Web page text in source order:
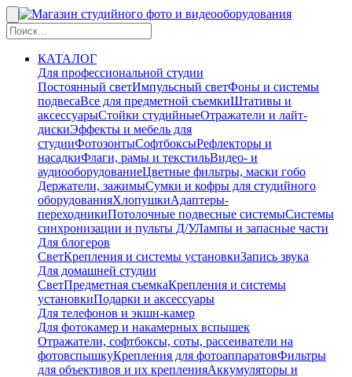
КАТАЛОГ
Для профессиональной студии
Постоянный светИмпульсный светФоны и системы
подвесаВсе для предметной съемкиШтативы и
аксессуарыСтойки студийныеОтражатели и лайт-
дискиЭффекты и мебель для
студииФотозонтыСофтбоксыРефлекторы и
насадкиФлаги, рамы и текстильВидео- и
аудиооборудованиеЦветные фильтры, маски гобо
Держатели, зажимыСумки и кофры для студийного
оборудованияХлопушкиАдаптеры-
переходникиПотолочные подвесные системыСистемы
синхронизации и пульты Д/УЛампы и запасные части
Для блогеров
СветКрепления и системы установкиЗапись звука
Для домашней студии
СветПредметная съемкаКрепления и системы
установкиПодарки и аксессуары
Для телефонов и экшн-камер
Для фотокамер и накамерных вспышек
Отражатели, софтбоксы, соты, рассеиватели на
фотовспышкуКрепления для фотоаппаратовФильтры
для объективов и их крепленияАккумуляторы и